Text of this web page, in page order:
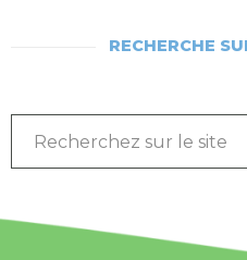
RECHERCHE
RECHERCHEZ
SUR
SITE